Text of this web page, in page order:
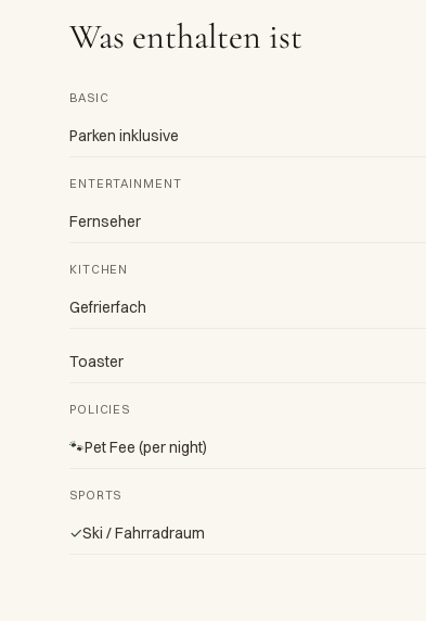
Was enthalten ist
BASIC
Parken inklusive
ENTERTAINMENT
Fernseher
KITCHEN
Gefrierfach
Toaster
POLICIES
🐾Pet Fee (per night)
SPORTS
✓Ski / Fahrradraum